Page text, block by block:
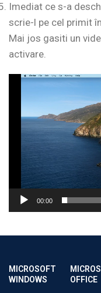
Imediat ce s-a
scrie-l pe cel primit
Mai jos gasiti un
activare.
Player
00:00
MICROSOFT
WINDOWS
OFFICE